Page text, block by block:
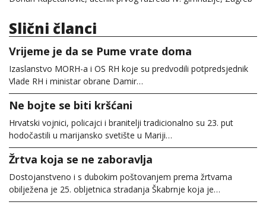
Slični članci
Vrijeme je da se Pume vrate doma
Izaslanstvo MORH-a i OS RH koje su predvodili potpredsjednik
Vlade RH i ministar obrane Damir…
Ne bojte se biti kršćani
Hrvatski vojnici, policajci i branitelji tradicionalno su 23. put
hodočastili u marijansko svetište u Mariji…
Žrtva koja se ne zaboravlja
Dostojanstveno i s dubokim poštovanjem prema žrtvama
obilježena je 25. obljetnica stradanja Škabrnje koja je…